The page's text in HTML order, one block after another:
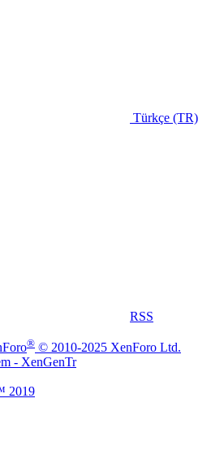
Türkçe (TR)
RSS
® © 2010-2025 XenForo Ltd.
- XenGenTr
2019